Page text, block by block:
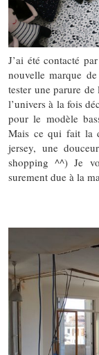
J’ai été contacté
nouvelle marque
tester une parure
l’univers à la fois
pour le modèle
Mais ce qui fait la
jersey, une
shopping ^^) Je
surement due à la